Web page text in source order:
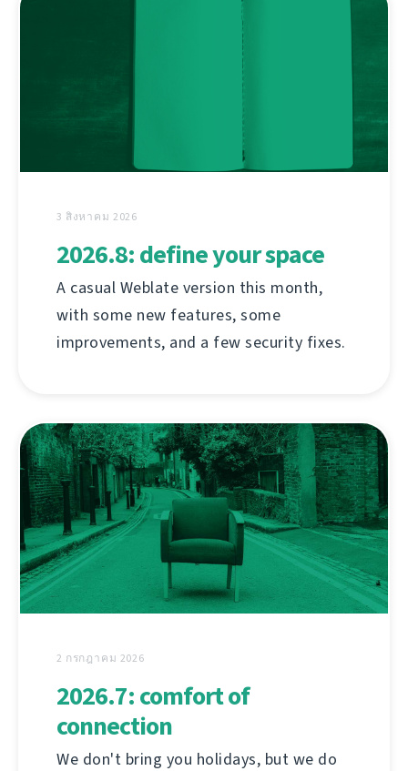
3 สิงหาคม 2026
2026.8: define your space
A casual Weblate version this month,
with some new features, some
improvements, and a few security fixes.
2 กรกฎาคม 2026
2026.7: comfort of
connection
We don't bring you holidays, but we do